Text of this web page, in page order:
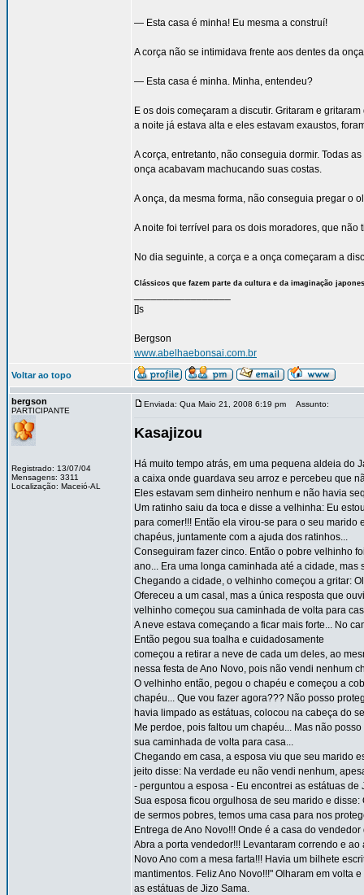
— Esta casa é minha! Eu mesma a construí!
A corça não se intimidava frente aos dentes da
— Esta casa é minha. Minha, entendeu?
E os dois começaram a discutir. Gritaram e
a noite já estava alta e eles estavam exaustos,
A corça, entretanto, não conseguia dormir. Todas
onça acabavam machucando suas costas.
A onça, da mesma forma, não conseguia pregar o
A noite foi terrível para os dois moradores, que não
No dia seguinte, a corça e a onça começaram a
Clássicos que fazem parte da cultura e da imaginação
[]s
Bergson
www.abelhaebonsai.com.br
Voltar ao topo
bergson
PARTICIPANTE
Registrado: 13/07/04
Mensagens: 3311
Localização: Maceió-AL
Enviada: Qua Maio 21, 2008 6:19 pm Assunto:
Kasajizou
Há muito tempo atrás, em uma pequena aldeia do
a caixa onde guardava seu arroz e percebeu que
Eles estavam sem dinheiro nenhum e não havia
Um ratinho saiu da toca e disse a velhinha: Eu
para comer!!! Então ela virou-se para o seu marido
chapéus, juntamente com a ajuda dos ratinhos...
Conseguiram fazer cinco. Então o pobre velhinho
ano... Era uma longa caminhada até a cidade,
Chegando a cidade, o velhinho começou a gritar:
Ofereceu a um casal, mas a única resposta que
velhinho começou sua caminhada de volta para
A neve estava começando a ficar mais forte... No
Então pegou sua toalha e cuidadosamente
começou a retirar a neve de cada um deles, ao
nessa festa de Ano Novo, pois não vendi nenhum
O velhinho então, pegou o chapéu e começou a
chapéu... Que vou fazer agora??? Não posso
havia limpado as estátuas, colocou na cabeça do
Me perdoe, pois faltou um chapéu... Mas não
sua caminhada de volta para casa...
Chegando em casa, a esposa viu que seu marido
jeito disse: Na verdade eu não vendi nenhum,
- perguntou a esposa - Eu encontrei as estátuas
Sua esposa ficou orgulhosa de seu marido e
de sermos pobres, temos uma casa para nos
Entrega de Ano Novo!!! Onde é a casa do
Abra a porta vendedor!!! Levantaram correndo e
Novo Ano com a mesa farta!!! Havia um bilhete
mantimentos. Feliz Ano Novo!!!" Olharam em volta
as estátuas de Jizo Sama.